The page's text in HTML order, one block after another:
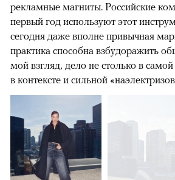
рекламные магниты. Российские
первый год используют этот
сегодня даже вполне привычная
практика способна взбудоражить
мой взгляд, дело не столько в
в контексте и сильной